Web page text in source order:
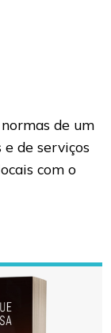
de um
de serviços
com o